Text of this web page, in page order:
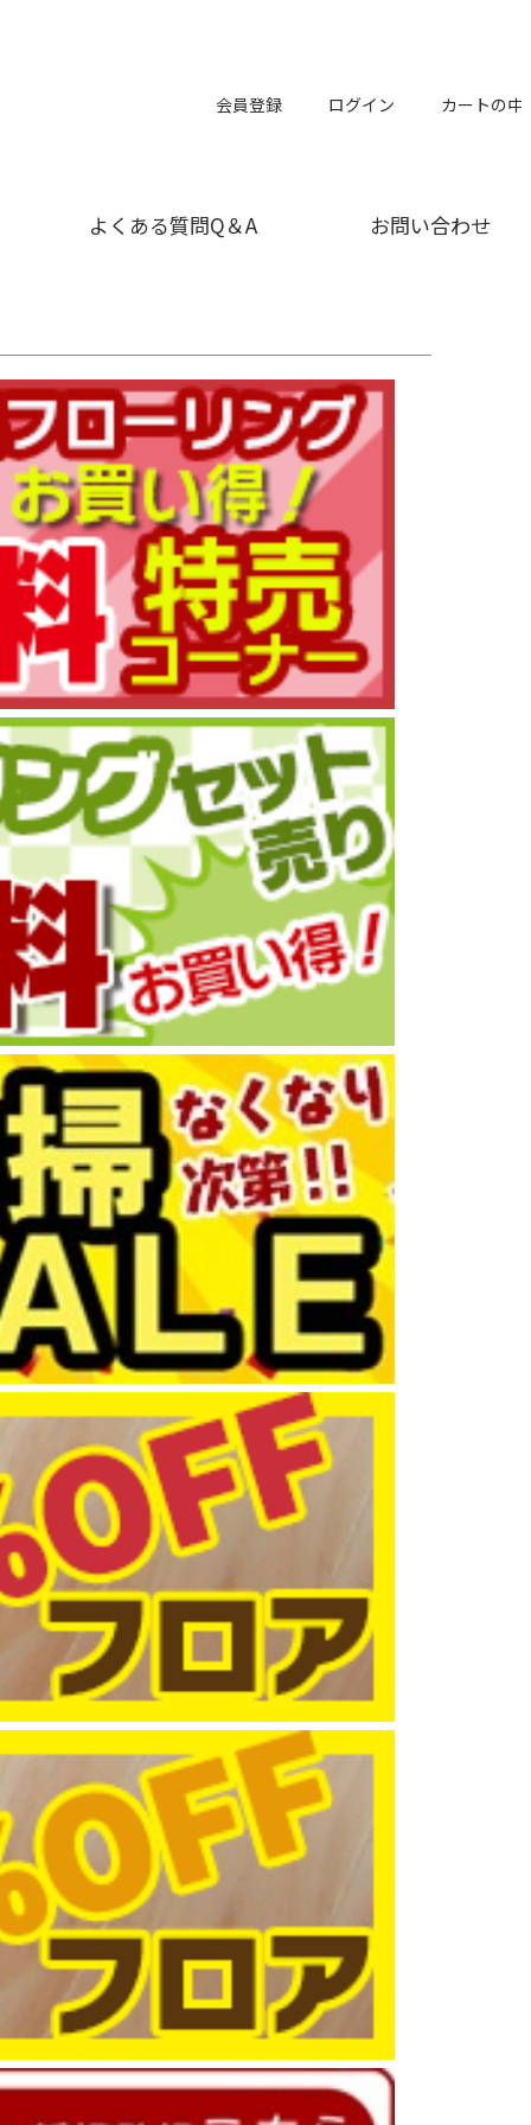
会員登録 ログイン カートの中
よくある質問Q＆A お問い合わせ